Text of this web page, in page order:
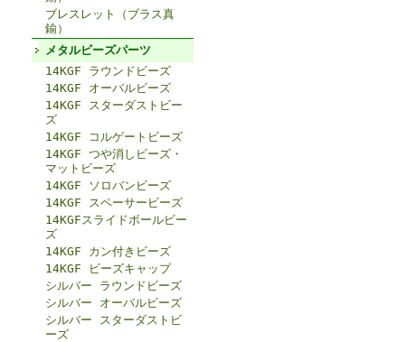
ブレスレット（ブラス真
鍮）
メタルビーズパーツ
14KGF ラウンドビーズ
14KGF オーバルビーズ
14KGF スターダストビー
ズ
14KGF コルゲートビーズ
14KGF つや消しビーズ・
マットビーズ
14KGF ソロバンビーズ
14KGF スペーサービーズ
14KGFスライドボールビー
ズ
14KGF カン付きビーズ
14KGF ビーズキャップ
シルバー ラウンドビーズ
シルバー オーバルビーズ
シルバー スターダストビ
ーズ